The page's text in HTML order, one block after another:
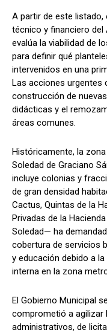
A partir de este listado,
técnico y financiero del
evalúa la viabilidad de
para definir qué
intervenidos en una
Las acciones urgentes
construcción de
didácticas y el
áreas comunes.
Históricamente, la
Soledad de Graciano
incluye colonias y
de gran densidad
Cactus, Quintas de la
Privadas de la
Soledad— ha
cobertura de servicios
y educación debido a
interna en la zona
El Gobierno Municipal se
comprometió a agilizar
administrativos, de